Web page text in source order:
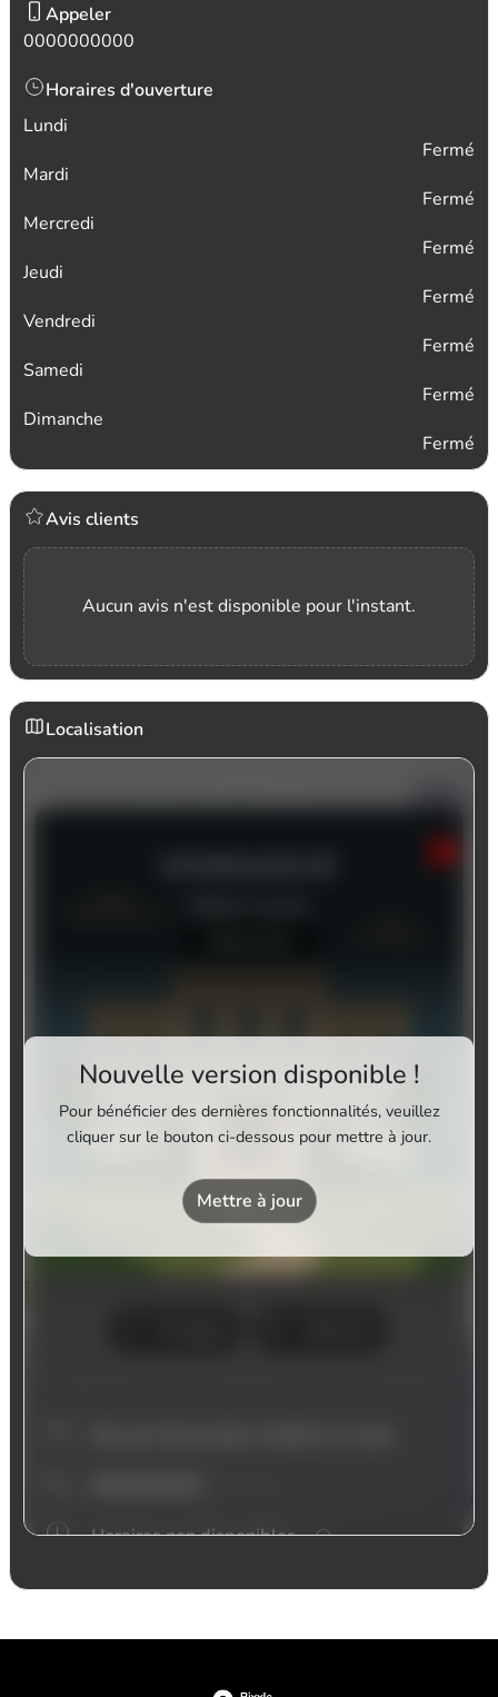
Appeler
0000000000
Horaires d'ouverture
Lundi
Fermé
Mardi
Fermé
Mercredi
Fermé
Jeudi
Fermé
Vendredi
Fermé
Samedi
Fermé
Dimanche
Fermé
Avis clients
Aucun avis n'est disponible pour l'instant.
Localisation